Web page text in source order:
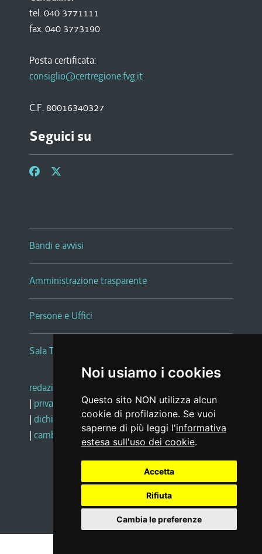
Noi usiamo i cookies
Questo sito NON utilizza alcun
cookie di profilazione. Se vuoi
saperne di più leggi l'informativa
estesa sull'uso dei cookie.
Accetta
Rifiuta
Cambia le preferenze
tel. 040 3771111
fax. 040 3773190
Posta certificata:
consiglio@certregione.fvg.it
C.F. 80016340327
Seguici su
Bandi e avvisi
Amministrazione trasparente
Persone e Uffici
Sala Tiziano Tessitori
redazione web
| privacy
social media policy
| dichiarazione di accessibilità |feedback
| cambio preferenze cookie
Realizzato da